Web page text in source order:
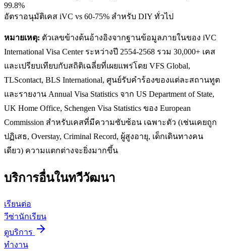
99.8%
อัตราอนุมัติเคส iVC vs 60-75% สำหรับ DIY ทั่วไป
หมายเหตุ: ตัวเลขข้างต้นอ้างอิงจากฐานข้อมูลภายในของ iVC
International Visa Center ระหว่างปี 2554-2568 รวม 30,000+ เคส
และเปรียบเทียบกับสถิติเฉลี่ยที่เผยแพร่โดย VFS Global,
TLScontact, BLS International, ศูนย์รับคำร้องของแต่ละสถานทูต
และรายงาน Annual Visa Statistics จาก US Department of State,
UK Home Office, Schengen Visa Statistics ของ European
Commission สำหรับเคสที่มีความซับซ้อน เฉพาะตัว (เช่นเคยถูก
ปฏิเสธ, Overstay, Criminal Record, ผู้สูงอายุ, เด็กเดินทางคน
เดียว) ความแตกต่างจะยิ่งมากขึ้น
บริการอื่นในทวีวัฒนา
เรียนต่อ
วีซ่านักเรียน
ดูบริการ
ทำงาน